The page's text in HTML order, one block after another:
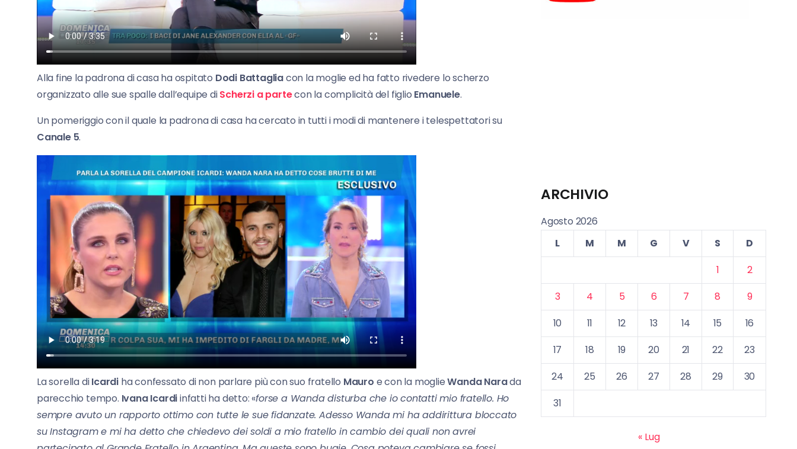
Alla fine la padrona di casa ha ospitato Dodi Battagliacon la moglie ed ha fatto rivedere lo scherzo
organizzato alle sue spalle dall’equipe diScherzi a partecon la complicità del figlio Emanuele.
Un pomeriggio con il quale la padrona di casa ha cercato in tutti i modi di mantenere i telespettatori su
Canale 5.
La sorella diIcardi ha confessato di non parlare più con suo fratello Mauro e con la moglieWanda Narada
parecchio tempo. IvanaIcardiinfatti ha detto: «forse a Wanda disturba che io contatti mio fratello. Ho
sempre avuto un rapporto ottimo con tutte le sue fidanzate. Adesso Wanda mi ha addirittura bloccato
su Instagram e mi ha detto che chiedevo dei soldi a mio fratello in cambio dei quali non avrei
ARCHIVIO
Agosto 2026
L
M M G V S
D
1
2
3
4 5 6 7 8
9
10
11 12 13 14 15
16
17
18 19 20 21 22
23
24
25 26 27 28 29
30
31
« Lug